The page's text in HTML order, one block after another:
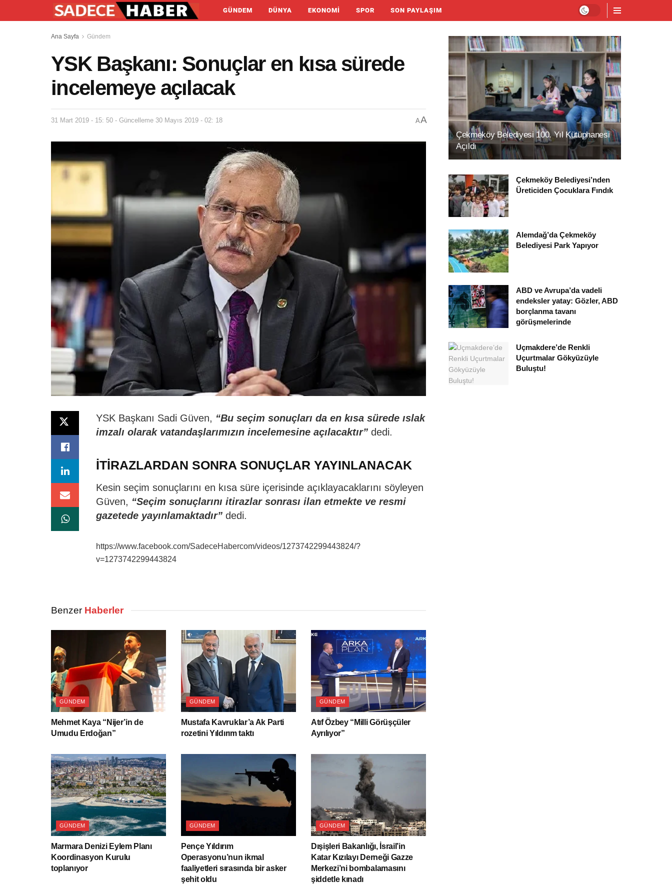
GÜNDEM DÜNYA EKONOMI SPOR SON PAYLAŞIM
Ana Sayfa Gündem
YSK Başkanı: Sonuçlar en kısa sürede
incelemeye açılacak
31 Mart 2019 - 15: 50 - Güncelleme 30 Mayıs 2019 - 02: 18 AA
YSK Başkanı Sadi Güven, “Bu seçim sonuçları da en kısa sürede ıslak
imzalı olarak vatandaşlarımızın incelemesine açılacaktır” dedi.
İTİRAZLARDAN SONRA SONUÇLAR YAYINLANACAK
Kesin seçim sonuçlarını en kısa süre içerisinde açıklayacaklarını söyleyen
Güven, “Seçim sonuçlarını itirazlar sonrası ilan etmekte ve resmi
gazetede yayınlamaktadır” dedi.
https://www.facebook.com/SadeceHabercom/videos/1273742299443824/?
v=1273742299443824
Benzer Haberler
GÜNDEM
Mehmet Kaya “Nijer’in de
Umudu Erdoğan”
GÜNDEM
Mustafa Kavruklar’a Ak Parti
rozetini Yıldırım taktı
GÜNDEM
Atıf Özbey “Milli Görüşçüler
Ayrılıyor”
GÜNDEM
Marmara Denizi Eylem Planı
Koordinasyon Kurulu
toplanıyor
GÜNDEM
Pençe Yıldırım
Operasyonu’nun ikmal
faaliyetleri sırasında bir asker
şehit oldu
GÜNDEM
Dışişleri Bakanlığı, İsrail’in
Katar Kızılayı Derneği Gazze
Merkezi’ni bombalamasını
şiddetle kınadı
Çekmeköy Belediyesi 100. Yıl Kütüphanesi
Açıldı
Çekmeköy Belediyesi’nden
Üreticiden Çocuklara Fındık
Alemdağ’da Çekmeköy
Belediyesi Park Yapıyor
ABD ve Avrupa’da vadeli
endeksler yatay: Gözler, ABD
borçlanma tavanı
görüşmelerinde
Uçmakdere’de Renkli
Uçurtmalar Gökyüzüyle
Buluştu!